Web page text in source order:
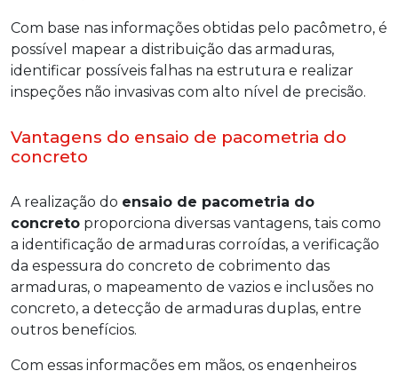
Com base nas informações obtidas pelo pacômetro, é
possível mapear a distribuição das armaduras,
identificar possíveis falhas na estrutura e realizar
inspeções não invasivas com alto nível de precisão.
Vantagens do ensaio de pacometria do
concreto
A realização do ensaio de pacometria do
concreto proporciona diversas vantagens, tais como
a identificação de armaduras corroídas, a verificação
da espessura do concreto de cobrimento das
armaduras, o mapeamento de vazios e inclusões no
concreto, a detecção de armaduras duplas, entre
outros benefícios.
Com essas informações em mãos, os engenheiros